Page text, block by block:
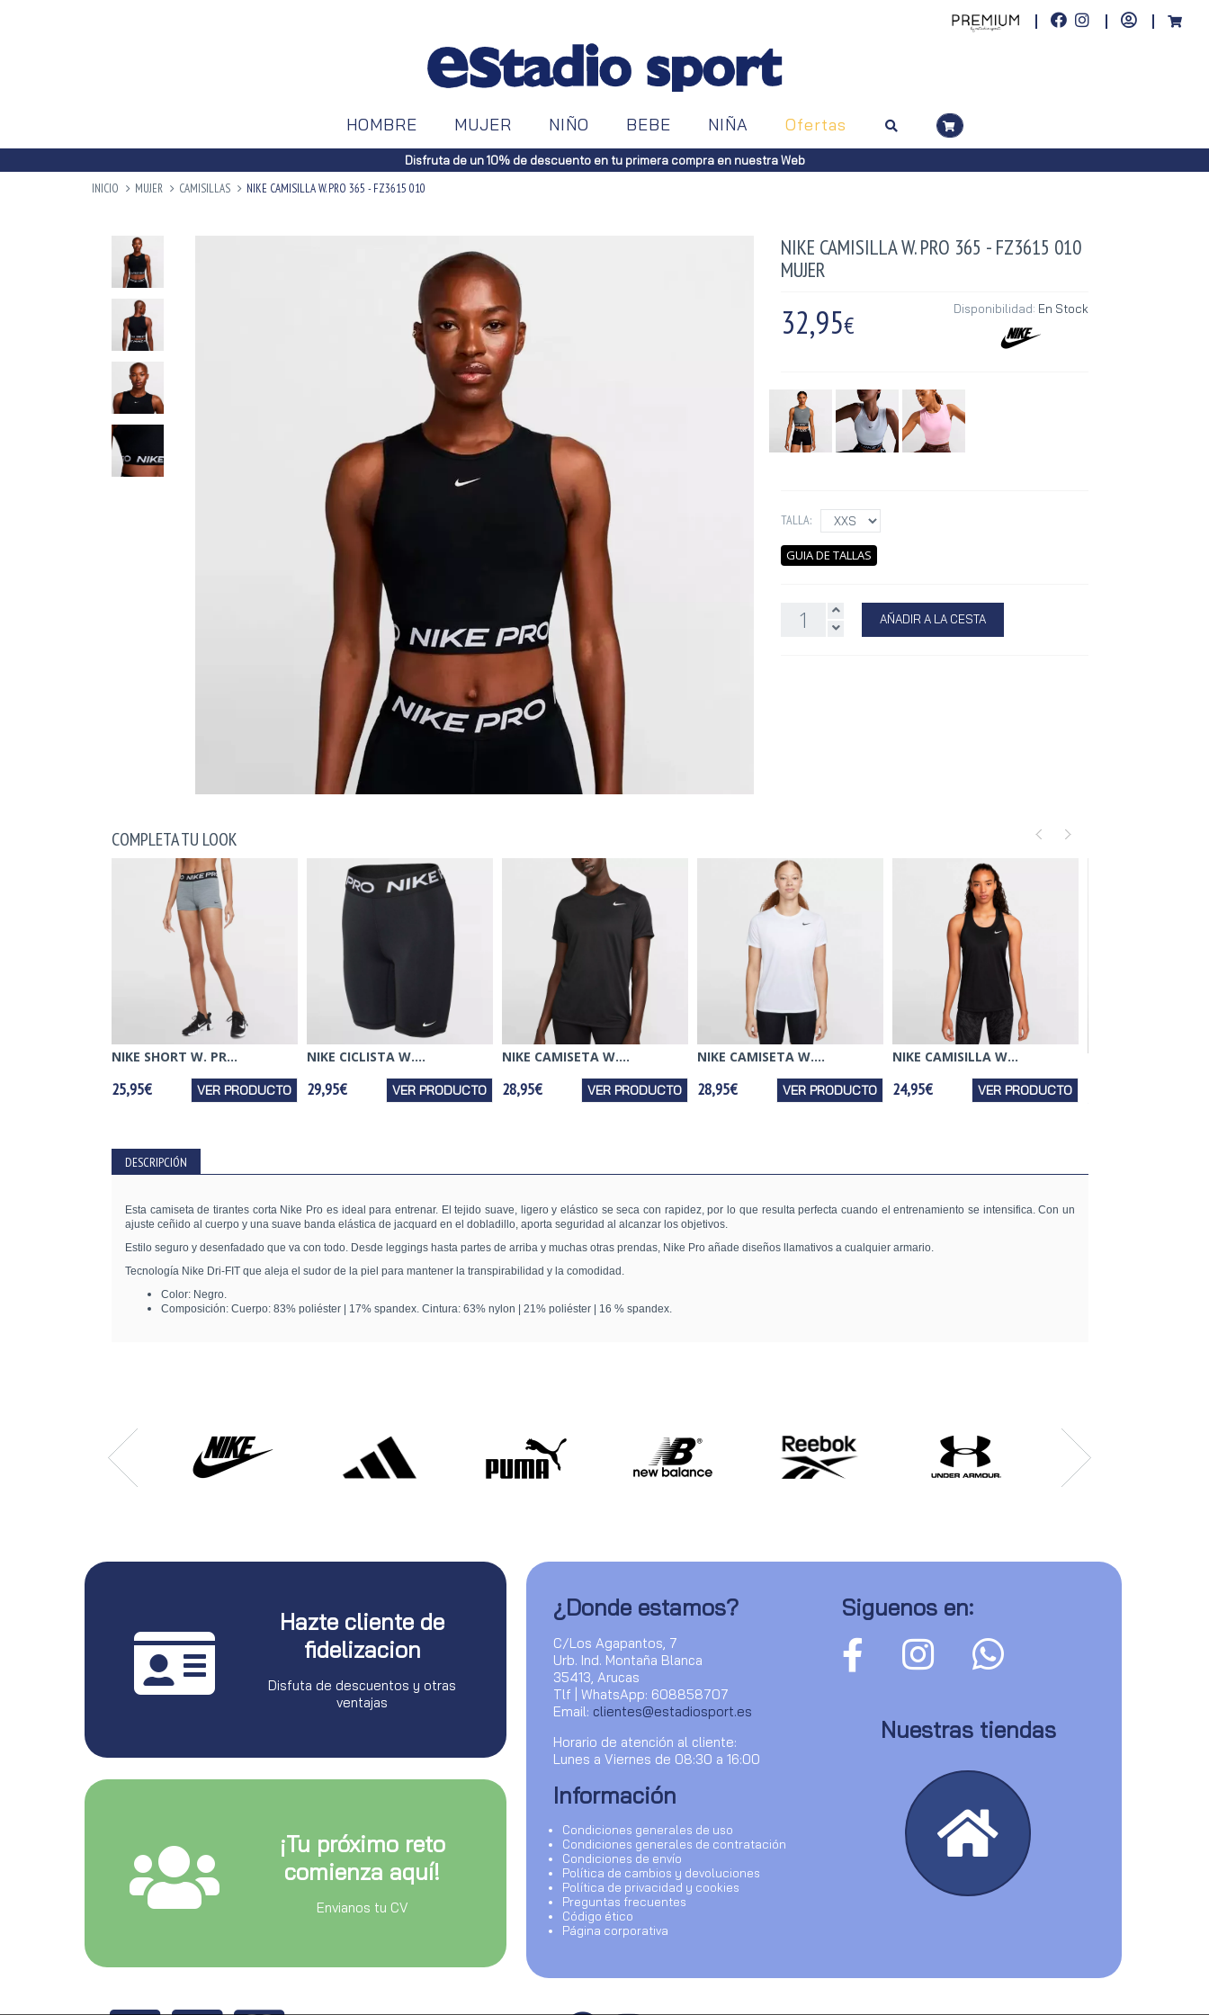
HOMBRE MUJER NIÑO BEBE NIÑA Ofertas
Disfruta de un 10% de descuento en tu primera compra en nuestra Web
INICIO MUJER CAMISILLAS NIKE CAMISILLA W. PRO 365 - FZ3615 010
NIKE CAMISILLA W. PRO 365 - FZ3615 010
MUJER
32,95€
Disponibilidad: En Stock
TALLA:
GUIA DE TALLAS
AÑADIR A LA CESTA
COMPLETA TU LOOK
NIKE SHORT W. PR...
25,95€ VER PRODUCTO
NIKE CICLISTA W....
29,95€ VER PRODUCTO
NIKE CAMISETA W....
28,95€ VER PRODUCTO
NIKE CAMISETA W....
28,95€ VER PRODUCTO
NIKE CAMISILLA W...
24,95€ VER PRODUCTO
DESCRIPCIÓN
Esta camiseta de tirantes corta Nike Pro es ideal para entrenar. El tejido suave, ligero y elástico se seca con rapidez, por lo que resulta perfecta cuando el entrenamiento se intensifica. Con un
ajuste ceñido al cuerpo y una suave banda elástica de jacquard en el dobladillo, aporta seguridad al alcanzar los objetivos.
Estilo seguro y desenfadado que va con todo. Desde leggings hasta partes de arriba y muchas otras prendas, Nike Pro añade diseños llamativos a cualquier armario.
Tecnología Nike Dri-FIT que aleja el sudor de la piel para mantener la transpirabilidad y la comodidad.
Color: Negro.
Composición: Cuerpo: 83% poliéster | 17% spandex. Cintura: 63% nylon | 21% poliéster | 16 % spandex.
Hazte cliente de
fidelizacion
Disfuta de descuentos y otras
ventajas
¡Tu próximo reto
comienza aquí!
Envianos tu CV
¿Donde estamos?
C/Los Agapantos, 7
Urb. Ind. Montaña Blanca
35413, Arucas
Tlf | WhatsApp: 608858707
Email: clientes@estadiosport.es
Horario de atención al cliente:
Lunes a Viernes de 08:30 a 16:00
Información
Condiciones generales de uso
Condiciones generales de contratación
Condiciones de envío
Política de cambios y devoluciones
Política de privacidad y cookies
Preguntas frecuentes
Código ético
Página corporativa
Siguenos en:
Nuestras tiendas